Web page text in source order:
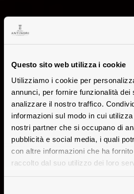
Questo sito web utilizza i cookie
Utilizziamo i cookie per
annunci, per fornire funzionalità dei
analizzare il nostro traffico.
informazioni sul modo in cui
nostri partner che si occupano di
pubblicità e social media, i quali
con altre informazioni che ha
raccolto dal suo utilizzo dei loro